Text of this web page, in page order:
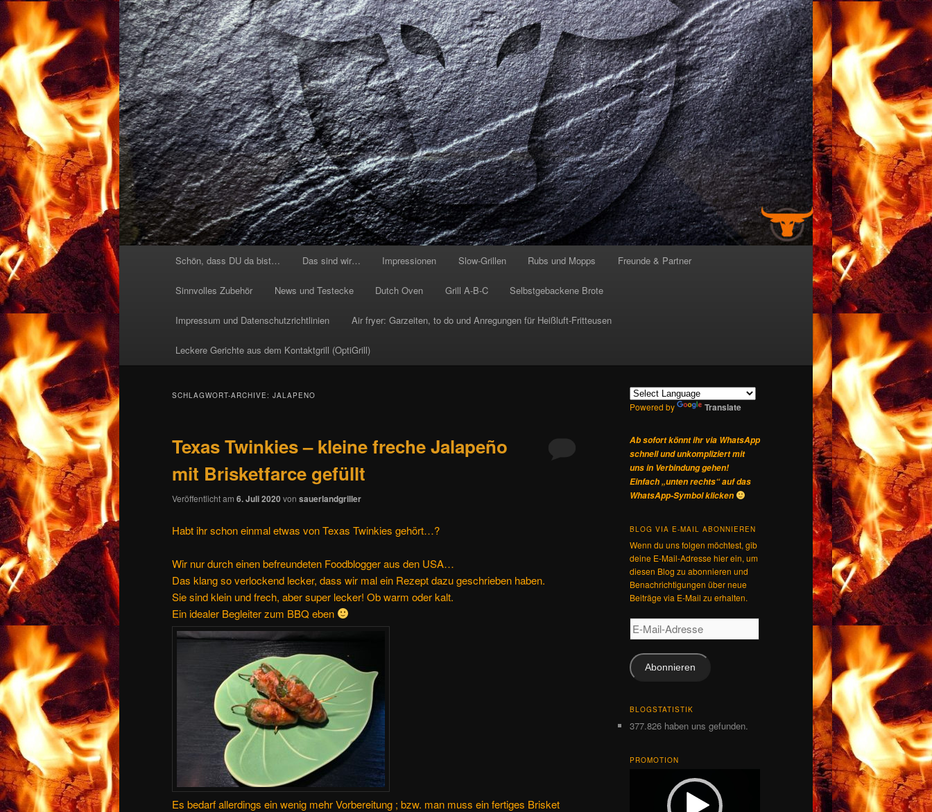
Schön, dass DU da bist… Das sind wir… Impressionen Slow-Grillen Rubs und Mopps Freunde & Partner
Sinnvolles Zubehör News und Testecke Dutch Oven Grill A-B-C Selbstgebackene Brote
Impressum und Datenschutzrichtlinien Air fryer: Garzeiten, to do und Anregungen für Heißluft-Fritteusen
Leckere Gerichte aus dem Kontaktgrill (OptiGrill)
SCHLAGWORT-ARCHIVE: JALAPENO
Texas Twinkies – kleine freche Jalapeño
mit Brisketfarce gefüllt
Veröffentlicht am 6. Juli 2020von sauerlandgriller
Habt ihr schon einmal etwas von Texas Twinkies gehört…?
Wir nur durch einen befreundeten Foodblogger aus den USA…
Das klang so verlockend lecker, dass wir mal ein Rezept dazu geschrieben haben.
Sie sind klein und frech, aber super lecker! Ob warm oder kalt.
Ein idealer Begleiter zum BBQ eben
Es bedarf allerdings ein wenig mehr Vorbereitung ; bzw. man muss ein fertiges Brisket
Powered by Translate
Ab sofort könnt ihr via WhatsApp
schnell und unkompliziert mit
uns in Verbindung gehen!
Einfach „unten rechts“ auf das
WhatsApp-Symbol klicken
BLOG VIA E-MAIL ABONNIEREN
Wenn du uns folgen möchtest, gib
deine E-Mail-Adresse hier ein, um
diesen Blog zu abonnieren und
Benachrichtigungen über neue
Beiträge via E-Mail zu erhalten.
E-
Mail-
Abonnieren
BLOGSTATISTIK
377.826 haben uns gefunden.
PROMOTION